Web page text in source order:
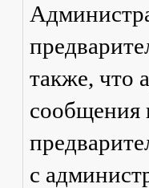
также, что
сообщения
с